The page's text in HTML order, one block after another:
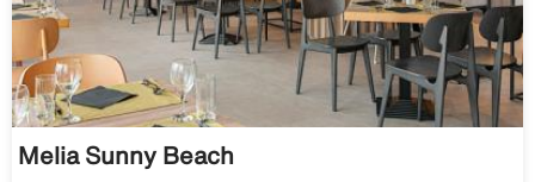
Melia Sunny Beach